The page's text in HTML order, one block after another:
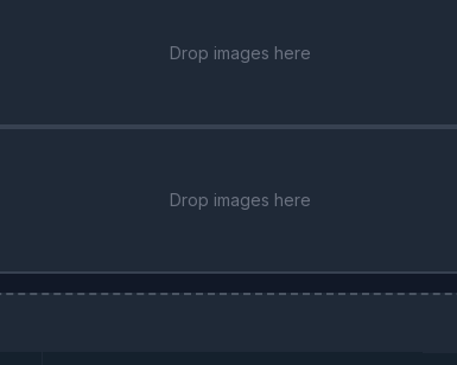
Drop images here
Drop images here